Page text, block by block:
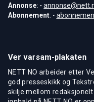
Annonse: -
Abonnement: -
Ver varsam-plakaten
NETT NO arbeider etter
god presseskikk og
skilje mellom